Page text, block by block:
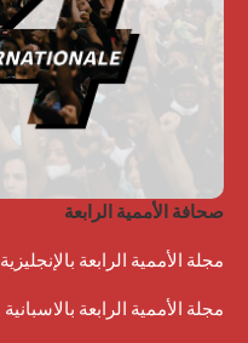
صحافة الأممية الرابعة
مجلة الأممية الرابعة بالإنجليزية
مجلة الأممية الرابعة بالاسبانية